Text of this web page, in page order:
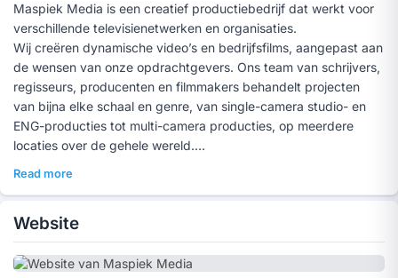
Maspiek Media is een creatief productiebedrijf dat werkt voor
verschillende televisienetwerken en organisaties.
Wij creëren dynamische video’s en bedrijfsfilms, aangepast aan
de wensen van onze opdrachtgevers. Ons team van schrijvers,
regisseurs, producenten en filmmakers behandelt projecten
van bijna elke schaal en genre, van single-camera studio- en
ENG-producties tot multi-camera producties, op meerdere
locaties over de gehele wereld.
Ongeacht de omvang of het budget, benaderen we alle
gehouden.
Read more
Website